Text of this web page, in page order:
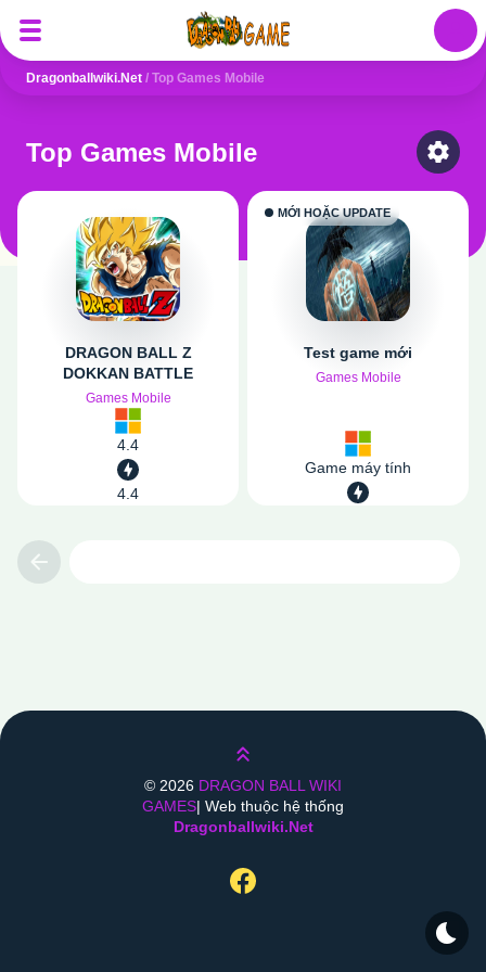
Dragonballwiki.net / Top Games Mobile
Top Games Mobile
Select
DRAGON BALL Z
DOKKAN BATTLE
Games Mobile
4.4
4.4
MỚI HOẶC UPDATE
Test game mới
Games Mobile
Game máy tính
Lên trên
© 2026 DRAGON BALL WIKI
GAMES| Web thuộc hệ thống
Dragonballwiki.net